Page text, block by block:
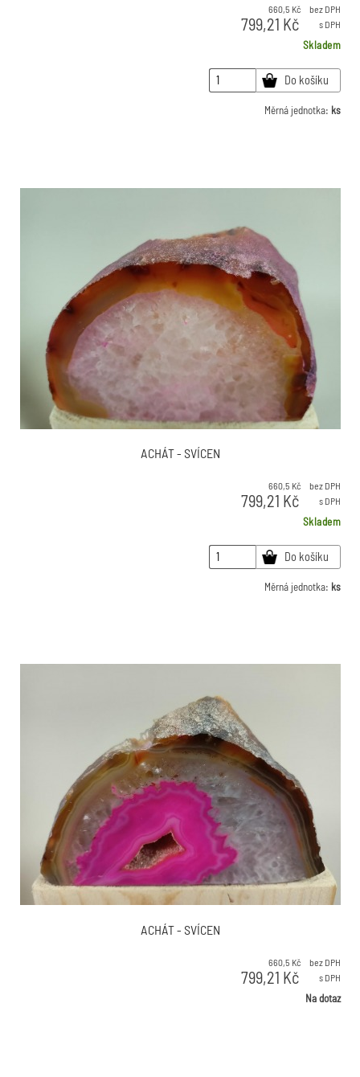
660,5 Kč bez DPH
799,21 Kč s DPH
Skladem
Do košíku
Měrná jednotka: ks
ACHÁT - SVÍCEN
660,5 Kč bez DPH
799,21 Kč s DPH
Skladem
Do košíku
Měrná jednotka: ks
ACHÁT - SVÍCEN
660,5 Kč bez DPH
799,21 Kč s DPH
Na dotaz